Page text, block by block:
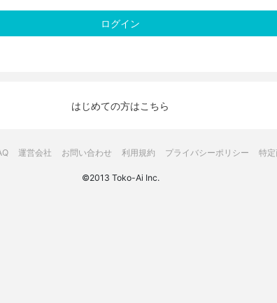
はじめての方はこちら
運営会社 お問い合わせ 利用規約 プライバシーポリシー 特
©2013 Toko-Ai Inc.